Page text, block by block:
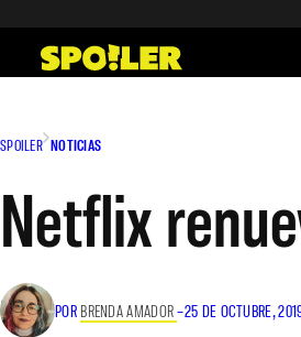
contenido
SPOILER NOTICIAS
Netflix
POR BRENDA AMADOR–25 DE OCTUBRE,